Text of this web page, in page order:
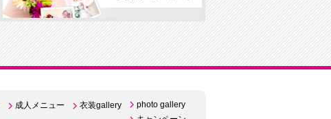
成人メニュー 衣装gallery
photo gallery